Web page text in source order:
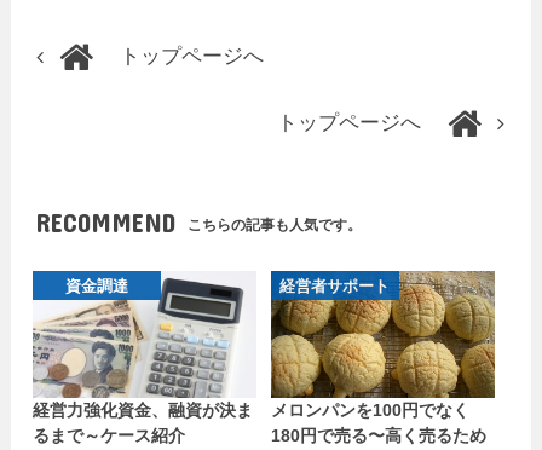
トップページへ
トップページへ
RECOMMEND こちらの記事も人気です。
資金調達
経営力強化資金、融資が決ま
るまで～ケース紹介
経営者サポート
メロンパンを100円でなく
180円で売る〜高く売るため